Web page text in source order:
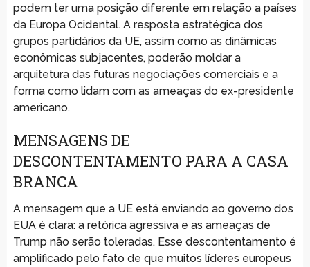
podem ter uma posição diferente em relação a países
da Europa Ocidental. A resposta estratégica dos
grupos partidários da UE, assim como as dinâmicas
econômicas subjacentes, poderão moldar a
arquitetura das futuras negociações comerciais e a
forma como lidam com as ameaças do ex-presidente
americano.
MENSAGENS DE
DESCONTENTAMENTO PARA A CASA
BRANCA
A mensagem que a UE está enviando ao governo dos
EUA é clara: a retórica agressiva e as ameaças de
Trump não serão toleradas. Esse descontentamento é
amplificado pelo fato de que muitos líderes europeus